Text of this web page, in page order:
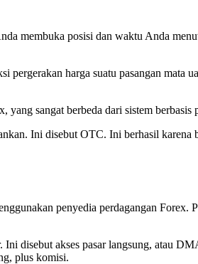
membuka posisi dan waktu Anda
harga suatu pasangan mata
sangat berbeda dari sistem
Ini disebut OTC. Ini berhasil karena
penyedia perdagangan Forex.
disebut akses pasar langsung, atau
plus komisi.